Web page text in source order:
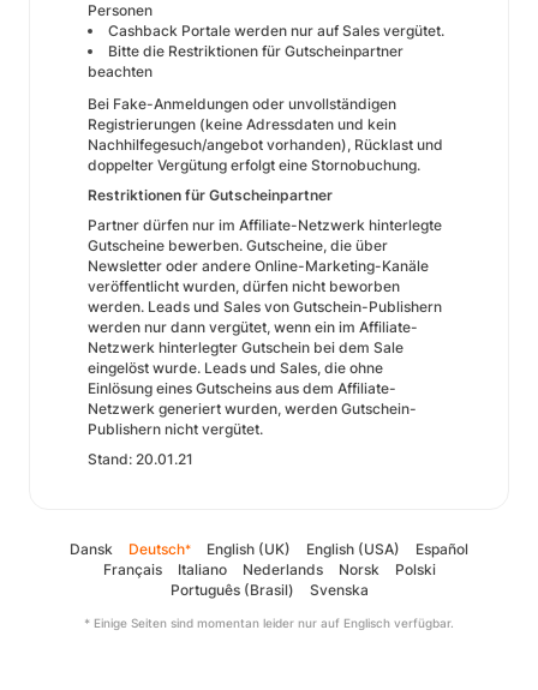
Personen
Cashback Portale werden nur auf Sales vergütet.
Bitte die Restriktionen für Gutscheinpartner
beachten
Bei Fake-Anmeldungen oder unvollständigen
Registrierungen (keine Adressdaten und kein
Nachhilfegesuch/angebot vorhanden), Rücklast und
doppelter Vergütung erfolgt eine Stornobuchung.
Restriktionen für Gutscheinpartner
Partner dürfen nur im Affiliate-Netzwerk hinterlegte
Gutscheine bewerben. Gutscheine, die über
Newsletter oder andere Online-Marketing-Kanäle
veröffentlicht wurden, dürfen nicht beworben
werden. Leads und Sales von Gutschein-Publishern
werden nur dann vergütet, wenn ein im Affiliate-
Netzwerk hinterlegter Gutschein bei dem Sale
eingelöst wurde. Leads und Sales, die ohne
Einlösung eines Gutscheins aus dem Affiliate-
Netzwerk generiert wurden, werden Gutschein-
Publishern nicht vergütet.
Stand: 20.01.21
Dansk Deutsch* English (UK) English (USA)
Español
Français
Italiano Nederlands Norsk
Polski
Português (Brasil)
Svenska
* Einige Seiten sind momentan leider nur auf Englisch verfügbar.